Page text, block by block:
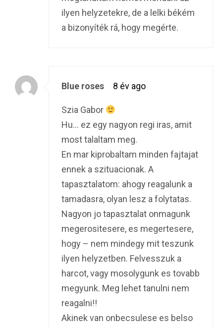
ilyen helyzetekre, de a lelki békém
a bizonyíték rá, hogy megérte.
Blue roses 8 év ago
Szia Gabor
Hu… ez egy nagyon regi iras, amit
most talaltam meg.
En mar kiprobaltam minden fajtajat
ennek a szituacionak. A
tapasztalatom: ahogy reagalunk a
tamadasra, olyan lesz a folytatas.
Nagyon jo tapasztalat onmagunk
megerositesere, es megertesere,
hogy – nem mindegy mit teszunk
ilyen helyzetben. Felvesszuk a
harcot, vagy mosolygunk es tovabb
megyunk. Meg lehet tanulni nem
reagalni!!
Akinek van onbecsulese es belso